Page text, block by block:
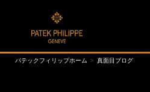
パテックフィリップホーム 真面目ブログ